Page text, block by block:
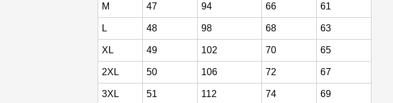
M 47 94 66 61
L 48 98 68 63
XL 49 102 70 65
2XL 50 106 72 67
3XL 51 112 74 69